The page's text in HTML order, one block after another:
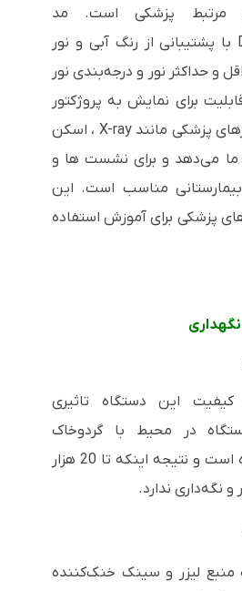
مرتبط پزشکی است. مد
با پشتیبانی از رنگ آبی و نور
و حداکثر نور و درجه‌بندی نور
برای نمایش به پروژکتور
پزشکی مانندX-ray ، اسکن
ما می‌دهد و برای نشست ها و
مناسب است. این
پزشکی برای آموزش استفاده
این دستگاه تاثیری
در محیط با گردوخاک
تست شده است و نتیجه اینکه تا 20 هزار
نگه‌داری ندارد.
لیزر و سینک خنک‌کننده